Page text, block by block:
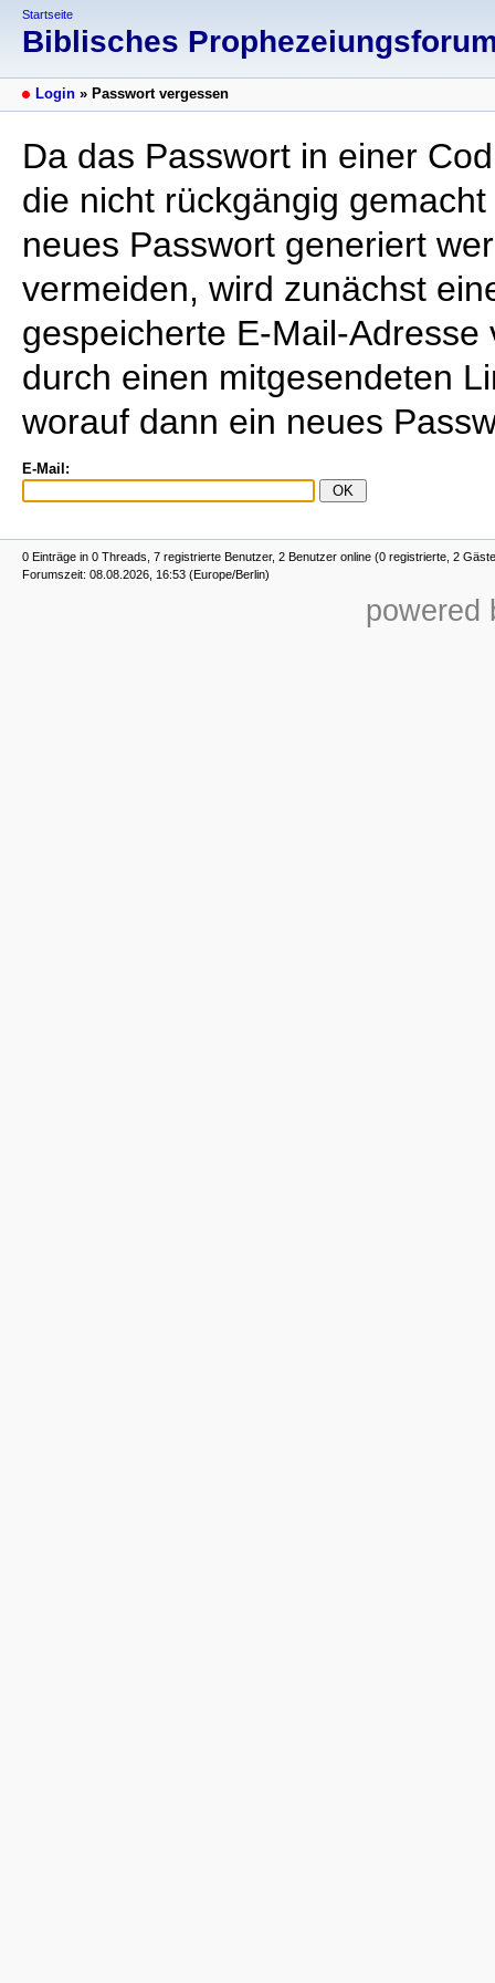
Startseite
Biblisches
Login » Passwort vergessen
Da das Passwort in einer
die nicht rückgängig
neues Passwort generiert
vermeiden, wird zunächst
gespeicherte E-Mail-
durch einen mitgesendeten
worauf dann ein neues
E-Mail:
0 Einträge in 0 Threads, 7 registrierte Benutzer, 2 Benutzer online (0 registrierte, 2
Forumszeit: 08.08.2026, 16:53 (Europe/Berlin)
powered